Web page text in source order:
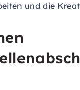
und die